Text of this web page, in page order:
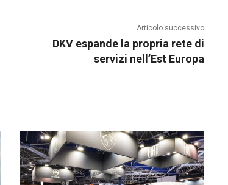
Articolo successivo
DKV espande la propria rete di
servizi nell’Est Europa